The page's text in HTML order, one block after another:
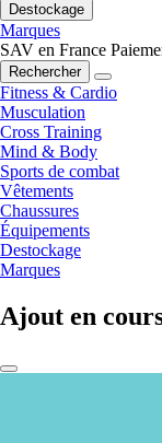
Destockage
Marques
SAV en France
Rechercher
Fitness & Cardio
Musculation
Cross Training
Mind & Body
Sports de combat
Vêtements
Chaussures
Équipements
Destockage
Marques
Ajout en